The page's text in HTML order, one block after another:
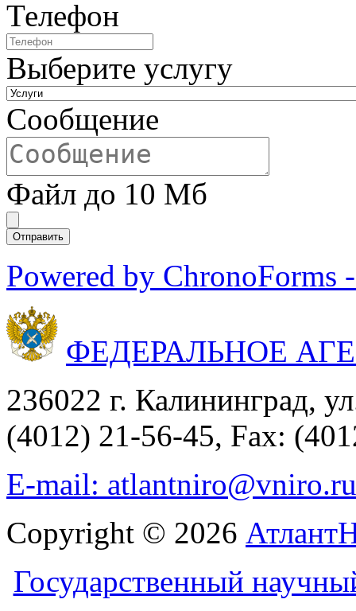
Телефон
Выберите услугу
Сообщение
Файл до 10 Мб
Powered by ChronoForms
ФЕДЕРАЛЬНОЕ
236022 г. Калининград,
(4012) 21-56-45, Fax:
E-mail: atlantniro@vniro.ru
Copyright © 2026
Государственный